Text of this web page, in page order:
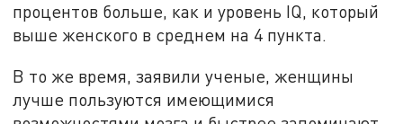
процентов больше, как и уровень IQ, который
выше женского в среднем на 4 пункта.
В то же время, заявили ученые, женщины
лучше пользуются имеющимися